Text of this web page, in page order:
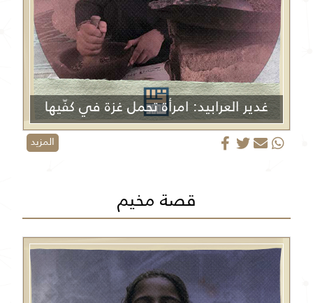
غدير العرابيد: امرأة تحمل غزة في كفّيها
المزيد
قصة مخيم